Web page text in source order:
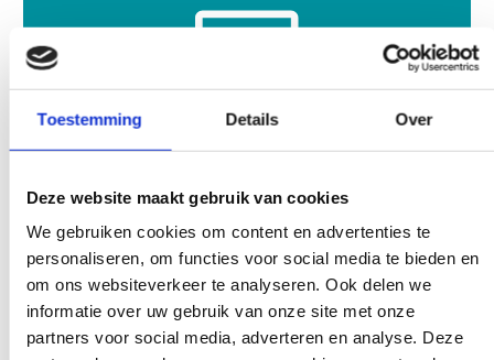
Toestemming Details Over
Deze website maakt gebruik van cookies
We gebruiken cookies om content en advertenties te
personaliseren, om functies voor social media te bieden en
om ons websiteverkeer te analyseren. Ook delen we
informatie over uw gebruik van onze site met onze
partners voor social media, adverteren en analyse. Deze
Online
wanneer het jouw uitkomt? Kies dan voor een e-
learning!
Bekijken >>